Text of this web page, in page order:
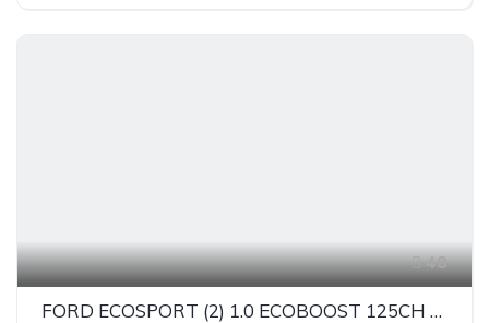
48
FORD ECOSPORT (2) 1.0 ECOBOOST 125CH ST-LINE BM6